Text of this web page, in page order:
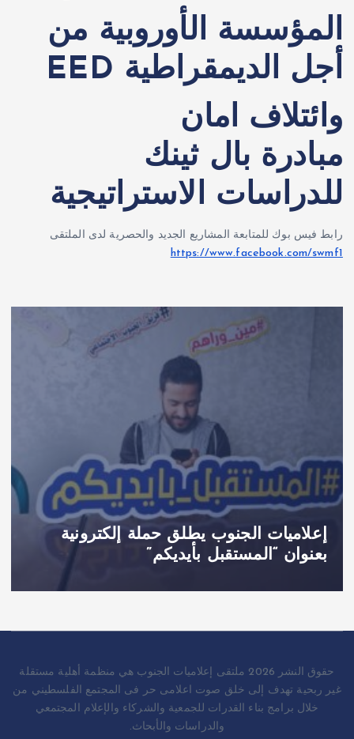
المؤسسة الأوروبية من
أجل الديمقراطية EED
وائتلاف امان
مبادرة بال ثينك
للدراسات الاستراتيجية
رابط فيس بوك للمتابعة المشاريع الجديد والحصرية لدى الملتقى
https://www.facebook.com/swmf1
إعلاميات الجنوب يطلق حملة إلكترونية
بعنوان “المستقبل بأيديكم”
حقوق النشر 2026 ملتقى إعلاميات الجنوب هي منظمة أهلية مستقلة
غير ربحية تهدف إلى خلق صوت اعلامى حر فى المجتمع الفلسطيني من
خلال برامج بناء القدرات للجمعية والشركاء والإعلام المجتمعي
والدراسات والأبحاث.